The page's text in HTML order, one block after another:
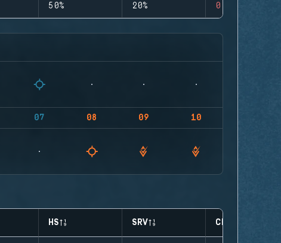
50% 20% 0
07 08 09 10
HS SRV CLUTCHES